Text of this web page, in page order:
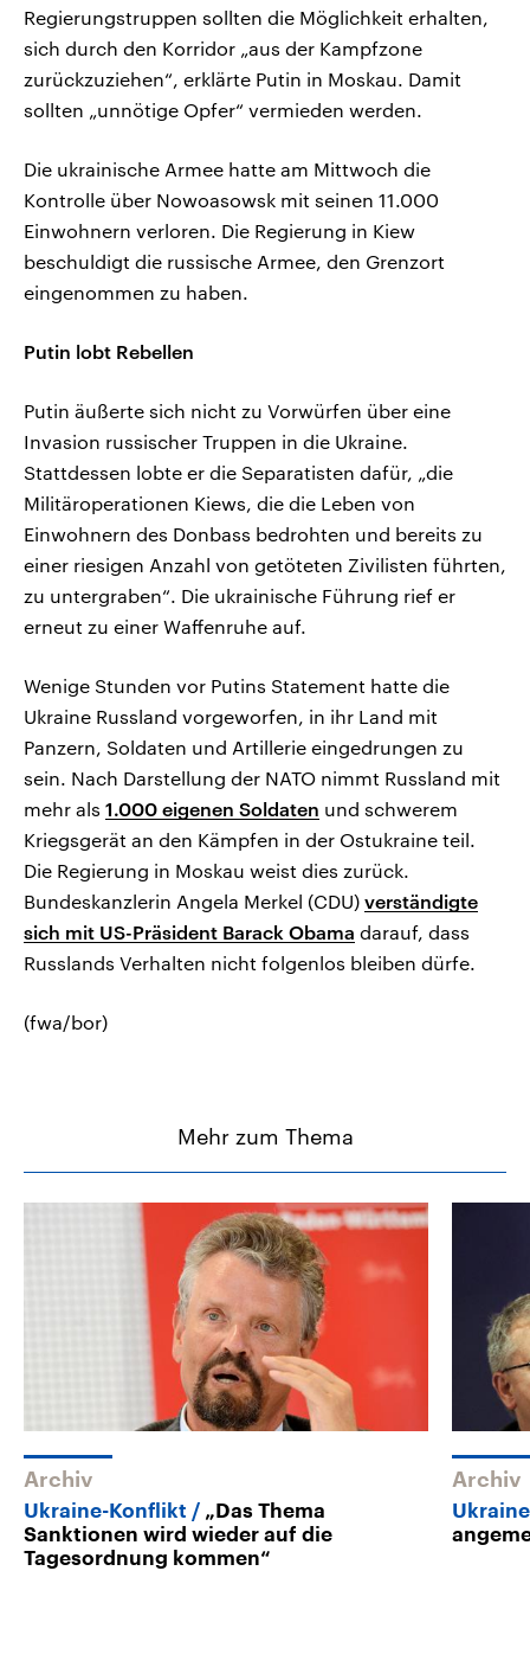
Regierungstruppen sollten die Möglichkeit erhalten,
sich durch den Korridor „aus der Kampfzone
zurückzuziehen“, erklärte Putin in Moskau. Damit
sollten „unnötige Opfer“ vermieden werden.
Die ukrainische Armee hatte am Mittwoch die
Kontrolle über Nowoasowsk mit seinen 11.000
Einwohnern verloren. Die Regierung in Kiew
beschuldigt die russische Armee, den Grenzort
eingenommen zu haben.
Putin lobt Rebellen
Putin äußerte sich nicht zu Vorwürfen über eine
Invasion russischer Truppen in die Ukraine.
Stattdessen lobte er die Separatisten dafür, „die
Militäroperationen Kiews, die die Leben von
Einwohnern des Donbass bedrohten und bereits zu
einer riesigen Anzahl von getöteten Zivilisten führten,
zu untergraben“. Die ukrainische Führung rief er
erneut zu einer Waffenruhe auf.
Wenige Stunden vor Putins Statement hatte die
Ukraine Russland vorgeworfen, in ihr Land mit
Panzern, Soldaten und Artillerie eingedrungen zu
sein. Nach Darstellung der NATO nimmt Russland mit
mehr als 1.000 eigenen Soldaten und schwerem
Kriegsgerät an den Kämpfen in der Ostukraine teil.
Die Regierung in Moskau weist dies zurück.
Bundeskanzlerin Angela Merkel (CDU) verständigte
sich mit US-Präsident Barack Obama darauf, dass
Russlands Verhalten nicht folgenlos bleiben dürfe.
(fwa/bor)
Mehr zum Thema
Archiv
Ukraine-Konflikt
„Das Thema
Sanktionen wird wieder auf die
Tagesordnung kommen“
Archiv